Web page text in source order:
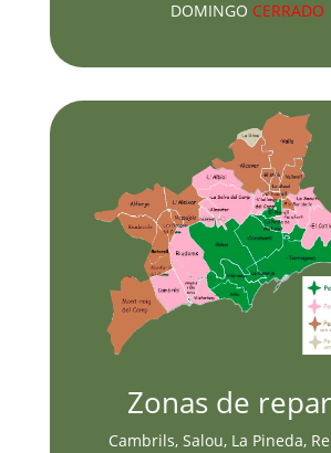
DOMINGO CERRADO
Zonas de
Cambrils, Salou, La Pineda,